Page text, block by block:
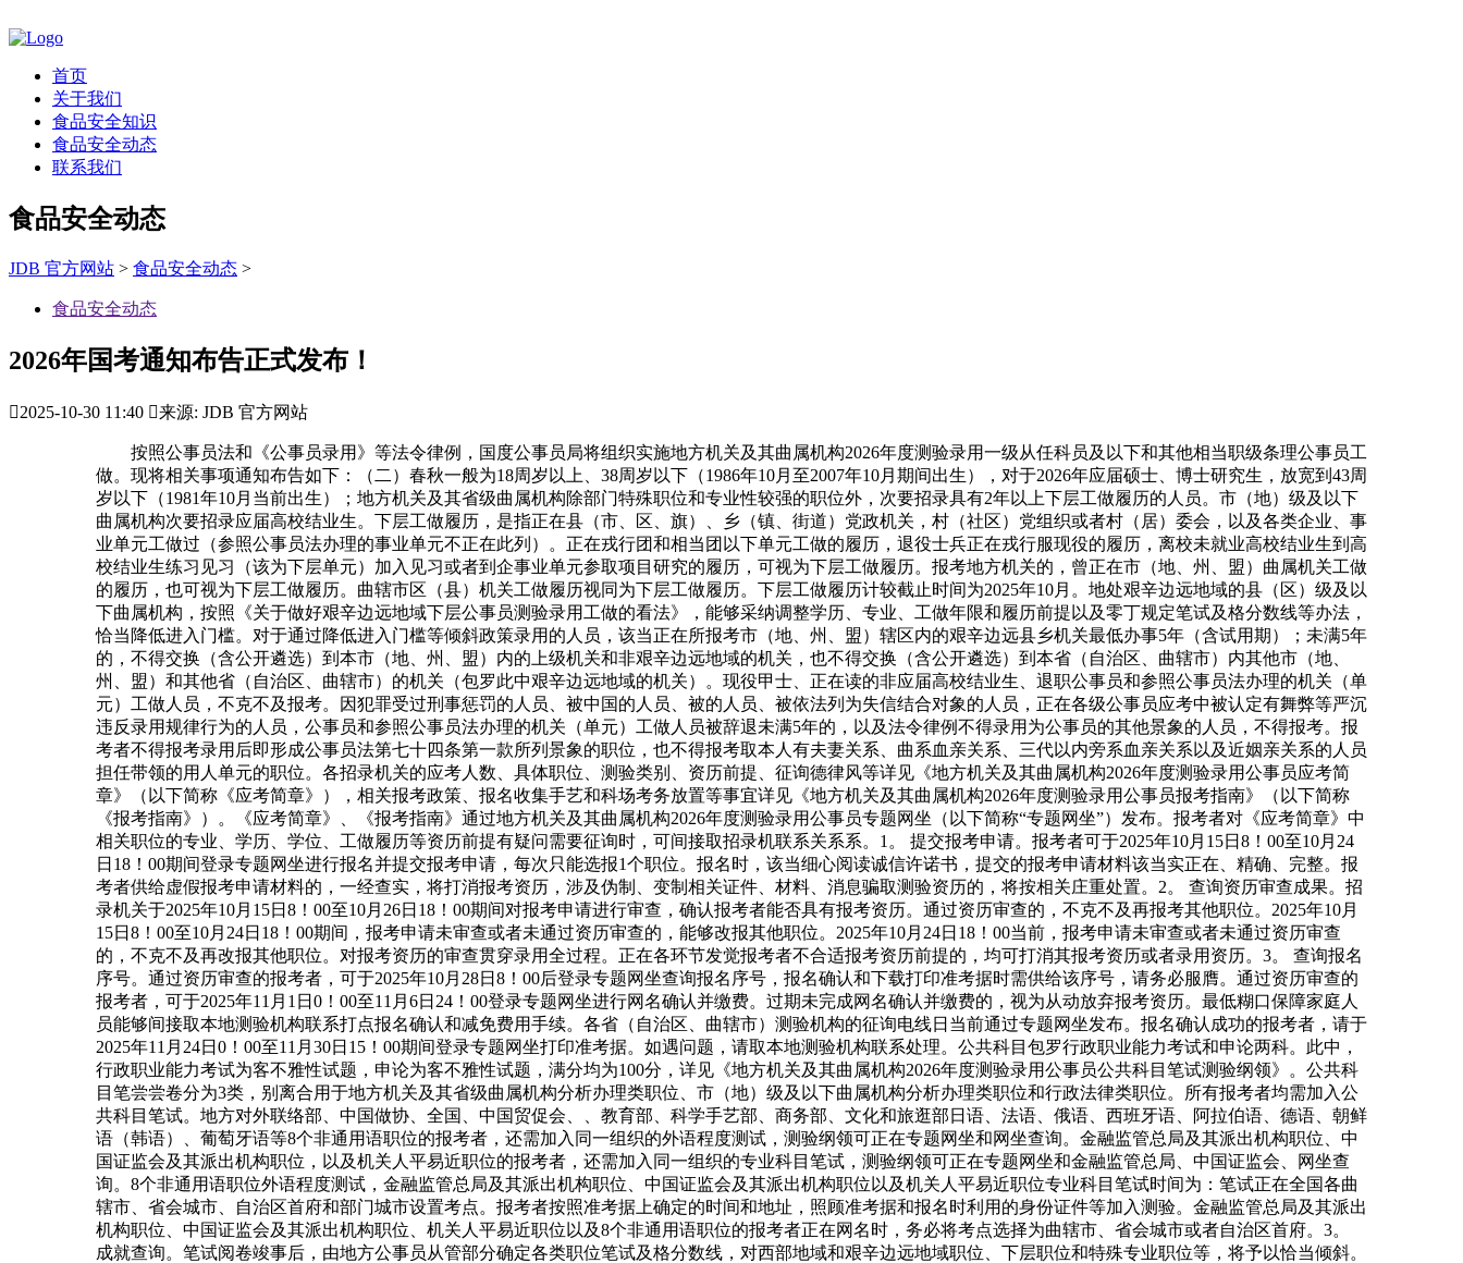
首页
关于我们
食品安全知识
食品安全动态
联系我们
食品安全动态
JDB 官方网站 > 食品安全动态 >
食品安全动态
2026年国考通知布告正式发布！
2025-10-30 11:40 来源: JDB 官方网站
按照公事员法和《公事员录用》等法令律例，国度公事员局将组织实施地方机关及其曲属机构2026年度测验录用一级从任科员及以下和其他相当职级条理公事员工
做。现将相关事项通知布告如下：（二）春秋一般为18周岁以上、38周岁以下（1986年10月至2007年10月期间出生），对于2026年应届硕士、博士研究生，放宽到43周
岁以下（1981年10月当前出生）；地方机关及其省级曲属机构除部门特殊职位和专业性较强的职位外，次要招录具有2年以上下层工做履历的人员。市（地）级及以下
曲属机构次要招录应届高校结业生。下层工做履历，是指正在县（市、区、旗）、乡（镇、街道）党政机关，村（社区）党组织或者村（居）委会，以及各类企业、事
业单元工做过（参照公事员法办理的事业单元不正在此列）。正在戎行团和相当团以下单元工做的履历，退役士兵正在戎行服现役的履历，离校未就业高校结业生到高
校结业生练习见习（该为下层单元）加入见习或者到企事业单元参取项目研究的履历，可视为下层工做履历。报考地方机关的，曾正在市（地、州、盟）曲属机关工做
的履历，也可视为下层工做履历。曲辖市区（县）机关工做履历视同为下层工做履历。下层工做履历计较截止时间为2025年10月。地处艰辛边远地域的县（区）级及以
下曲属机构，按照《关于做好艰辛边远地域下层公事员测验录用工做的看法》，能够采纳调整学历、专业、工做年限和履历前提以及零丁规定笔试及格分数线等办法，
恰当降低进入门槛。对于通过降低进入门槛等倾斜政策录用的人员，该当正在所报考市（地、州、盟）辖区内的艰辛边远县乡机关最低办事5年（含试用期）；未满5年
的，不得交换（含公开遴选）到本市（地、州、盟）内的上级机关和非艰辛边远地域的机关，也不得交换（含公开遴选）到本省（自治区、曲辖市）内其他市（地、
州、盟）和其他省（自治区、曲辖市）的机关（包罗此中艰辛边远地域的机关）。现役甲士、正在读的非应届高校结业生、退职公事员和参照公事员法办理的机关（单
元）工做人员，不克不及报考。因犯罪受过刑事惩罚的人员、被中国的人员、被的人员、被依法列为失信结合对象的人员，正在各级公事员应考中被认定有舞弊等严沉
违反录用规律行为的人员，公事员和参照公事员法办理的机关（单元）工做人员被辞退未满5年的，以及法令律例不得录用为公事员的其他景象的人员，不得报考。报
考者不得报考录用后即形成公事员法第七十四条第一款所列景象的职位，也不得报考取本人有夫妻关系、曲系血亲关系、三代以内旁系血亲关系以及近姻亲关系的人员
担任带领的用人单元的职位。各招录机关的应考人数、具体职位、测验类别、资历前提、征询德律风等详见《地方机关及其曲属机构2026年度测验录用公事员应考简
章》（以下简称《应考简章》），相关报考政策、报名收集手艺和科场考务放置等事宜详见《地方机关及其曲属机构2026年度测验录用公事员报考指南》（以下简称
《报考指南》）。《应考简章》、《报考指南》通过地方机关及其曲属机构2026年度测验录用公事员专题网坐（以下简称“专题网坐”）发布。报考者对《应考简章》中
相关职位的专业、学历、学位、工做履历等资历前提有疑问需要征询时，可间接取招录机联系关系系。1。 提交报考申请。报考者可于2025年10月15日8！00至10月24
日18！00期间登录专题网坐进行报名并提交报考申请，每次只能选报1个职位。报名时，该当细心阅读诚信许诺书，提交的报考申请材料该当实正在、精确、完整。报
考者供给虚假报考申请材料的，一经查实，将打消报考资历，涉及伪制、变制相关证件、材料、消息骗取测验资历的，将按相关庄重处置。2。 查询资历审查成果。招
录机关于2025年10月15日8！00至10月26日18！00期间对报考申请进行审查，确认报考者能否具有报考资历。通过资历审查的，不克不及再报考其他职位。2025年10月
15日8！00至10月24日18！00期间，报考申请未审查或者未通过资历审查的，能够改报其他职位。2025年10月24日18！00当前，报考申请未审查或者未通过资历审查
的，不克不及再改报其他职位。对报考资历的审查贯穿录用全过程。正在各环节发觉报考者不合适报考资历前提的，均可打消其报考资历或者录用资历。3。 查询报名
序号。通过资历审查的报考者，可于2025年10月28日8！00后登录专题网坐查询报名序号，报名确认和下载打印准考据时需供给该序号，请务必服膺。通过资历审查的
报考者，可于2025年11月1日0！00至11月6日24！00登录专题网坐进行网名确认并缴费。过期未完成网名确认并缴费的，视为从动放弃报考资历。最低糊口保障家庭人
员能够间接取本地测验机构联系打点报名确认和减免费用手续。各省（自治区、曲辖市）测验机构的征询电线日当前通过专题网坐发布。报名确认成功的报考者，请于
2025年11月24日0！00至11月30日15！00期间登录专题网坐打印准考据。如遇问题，请取本地测验机构联系处理。公共科目包罗行政职业能力考试和申论两科。此中，
行政职业能力考试为客不雅性试题，申论为客不雅性试题，满分均为100分，详见《地方机关及其曲属机构2026年度测验录用公事员公共科目笔试测验纲领》。公共科
目笔尝尝卷分为3类，别离合用于地方机关及其省级曲属机构分析办理类职位、市（地）级及以下曲属机构分析办理类职位和行政法律类职位。所有报考者均需加入公
共科目笔试。地方对外联络部、中国做协、全国、中国贸促会、、教育部、科学手艺部、商务部、文化和旅逛部日语、法语、俄语、西班牙语、阿拉伯语、德语、朝鲜
语（韩语）、葡萄牙语等8个非通用语职位的报考者，还需加入同一组织的外语程度测试，测验纲领可正在专题网坐和网坐查询。金融监管总局及其派出机构职位、中
国证监会及其派出机构职位，以及机关人平易近职位的报考者，还需加入同一组织的专业科目笔试，测验纲领可正在专题网坐和金融监管总局、中国证监会、网坐查
询。8个非通用语职位外语程度测试，金融监管总局及其派出机构职位、中国证监会及其派出机构职位以及机关人平易近职位专业科目笔试时间为：笔试正在全国各曲
辖市、省会城市、自治区首府和部门城市设置考点。报考者按照准考据上确定的时间和地址，照顾准考据和报名时利用的身份证件等加入测验。金融监管总局及其派出
机构职位、中国证监会及其派出机构职位、机关人平易近职位以及8个非通用语职位的报考者正在网名时，务必将考点选择为曲辖市、省会城市或者自治区首府。3。
成就查询。笔试阅卷竣事后，由地方公事员从管部分确定各类职位笔试及格分数线，对西部地域和艰辛边远地域职位、下层职位和特殊专业职位等，将予以恰当倾斜。